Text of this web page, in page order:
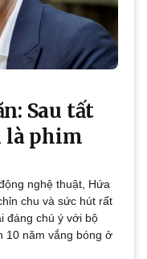
Sau tất
là phim
nghệ thuật, Hứa
chu và sức hút rất
đáng chú ý với bộ
10 năm vắng bóng ở